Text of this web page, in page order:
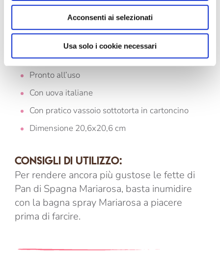
Acconsenti ai selezionati
Usa solo i cookie necessari
creatività.
Pronta la base, quasi fatta la torta!
Morbido
Pronto all’uso
Con uova italiane
Con pratico vassoio sottotorta in cartoncino
Dimensione 20,6x20,6 cm
CONSIGLI DI UTILIZZO:
Per rendere ancora più gustose le fette di
Pan di Spagna Mariarosa, basta inumidire
con la bagna spray Mariarosa a piacere
prima di farcire.